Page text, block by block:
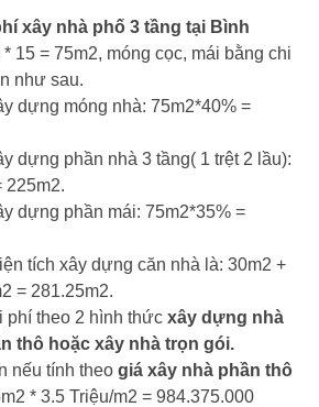
xây nhà phố 3 tầng tại Bình
15 = 75m2, móng cọc, mái bằng chi
như sau.
dựng móng nhà: 75m2*40% =
dựng phần nhà 3 tầng( 1 trệt 2 lầu):
225m2.
dựng phần mái: 75m2*35% =
tích xây dựng căn nhà là: 30m2 +
= 281.25m2.
phí theo 2 hình thức xây dựng nhà
thô hoặc xây nhà trọn gói.
nếu tính theo giá xây nhà phần thô
* 3.5 Triệu/m2 = 984.375.000